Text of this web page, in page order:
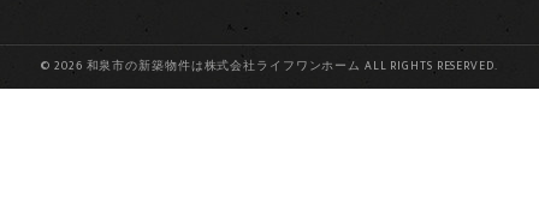
© 2026 和泉市の新築物件は株式会社ライフワンホーム ALL RIGHTS RESERVED.